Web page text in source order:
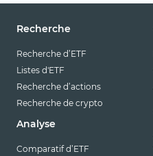
Recherche
Recherche d’ETF
Listes d'ETF
Recherche d’actions
Recherche de crypto
Analyse
Comparatif d’ETF